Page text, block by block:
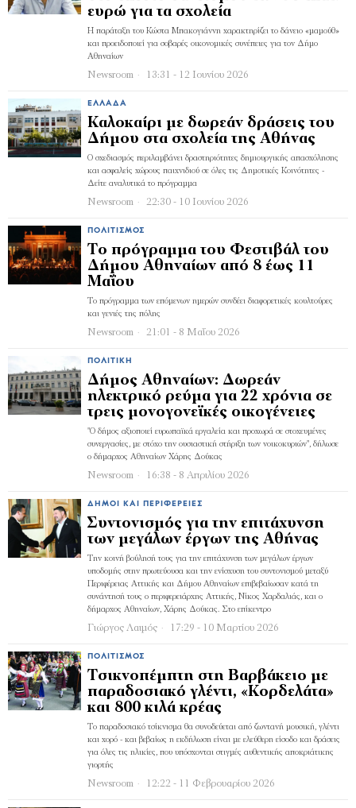
ευρώ για τα σχολεία
Η παράταξη του Κώστα Μπακογιάννη χαρακτηρίζει το δάνειο «μαμούθ»
και προειδοποιεί για σοβαρές οικονομικές συνέπειες για τον Δήμο
Αθηναίων
Newsroom 13:31 - 12 Ιουνίου 2026
ΕΛΛΆΔΑ
Καλοκαίρι με δωρεάν δράσεις του
Δήμου στα σχολεία της Αθήνας
Ο σχεδιασμός περιλαμβάνει δραστηριότητες δημιουργικής απασχόλησης
και ασφαλείς χώρους παιχνιδιού σε όλες τις Δημοτικές Κοινότητες -
Δείτε αναλυτικά το πρόγραμμα
Newsroom 22:30 - 10 Ιουνίου 2026
ΠΟΛΙΤΙΣΜΌΣ
Το πρόγραμμα του Φεστιβάλ του
Δήμου Αθηναίων από 8 έως 11
Μαΐου
Το πρόγραμμα των επόμενων ημερών συνδέει διαφορετικές κουλτούρες
και γενιές της πόλης
Newsroom 21:01 - 8 Μαΐου 2026
ΠΟΛΙΤΙΚΉ
Δήμος Αθηναίων: Δωρεάν
ηλεκτρικό ρεύμα για 22 χρόνια σε
τρεις μονογονεϊκές οικογένειες
"Ο δήμος αξιοποιεί ευρωπαϊκά εργαλεία και προχωρά σε στοχευμένες
συνεργασίες, με στόχο την ουσιαστική στήριξη των νοικοκυριών", δήλωσε
ο δήμαρχος Αθηναίων Χάρης Δούκας
Newsroom 16:38 - 8 Απριλίου 2026
ΔΉΜΟΙ ΚΑΙ ΠΕΡΙΦΈΡΕΙΕΣ
Συντονισμός για την επιτάχυνση
των μεγάλων έργων της Αθήνας
Την κοινή βούλησή τους για την επιτάχυνση των μεγάλων έργων
υποδομής στην πρωτεύουσα και την ενίσχυση του συντονισμού μεταξύ
Περιφέρειας Αττικής και Δήμου Αθηναίων επιβεβαίωσαν κατά τη
συνάντησή τους ο περιφερειάρχης Αττικής, Νίκος Χαρδαλιάς, και ο
δήμαρχος Αθηναίων, Χάρης Δούκας. Στο επίκεντρο
Γιώργος Λαιμός 17:29 - 10 Μαρτίου 2026
ΠΟΛΙΤΙΣΜΌΣ
Τσικνοπέμπτη στη Βαρβάκειο με
παραδοσιακό γλέντι, «Κορδελάτα»
και 800 κιλά κρέας
Το παραδοσιακό τσίκνισμα θα συνοδεύεται από ζωντανή μουσική, γλέντι
και χορό - και βεβαίως η εκδήλωση είναι με ελεύθερη είσοδο και δράσεις
για όλες τις ηλικίες, που υπόσχονται στιγμές αυθεντικής αποκριάτικης
γιορτής
Newsroom 12:22 - 11 Φεβρουαρίου 2026